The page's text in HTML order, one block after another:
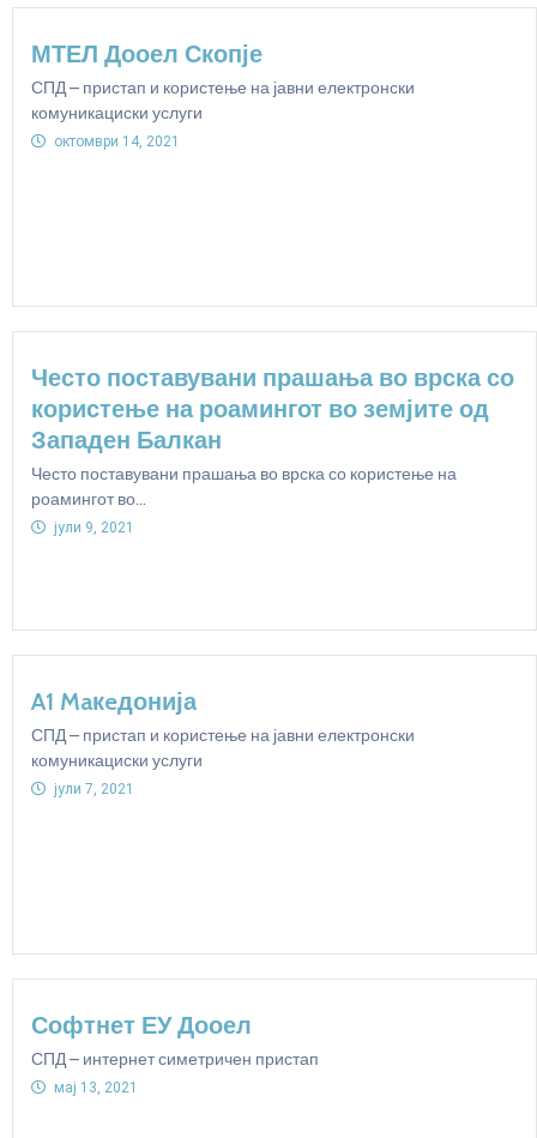
МТЕЛ Дооел Скопје
СПД – пристап и користење на јавни електронски
комуникациски услуги
октомври 14, 2021
Често поставувани прашања во врска со
користење на роамингот во земјите од
Западен Балкан
Често поставувани прашања во врска со користење на
роамингот во...
јули 9, 2021
A1 Maкeдонија
СПД – пристап и користење на јавни електронски
комуникациски услуги
јули 7, 2021
Софтнет ЕУ Дооел
СПД – интернет симетричен пристап
мај 13, 2021